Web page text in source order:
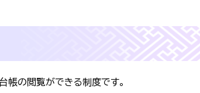
帳の閲覧ができる制度です。